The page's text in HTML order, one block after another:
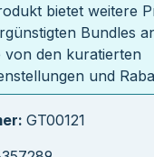
bietet weitere
Bundles
von den kuratierten
und
GT00121